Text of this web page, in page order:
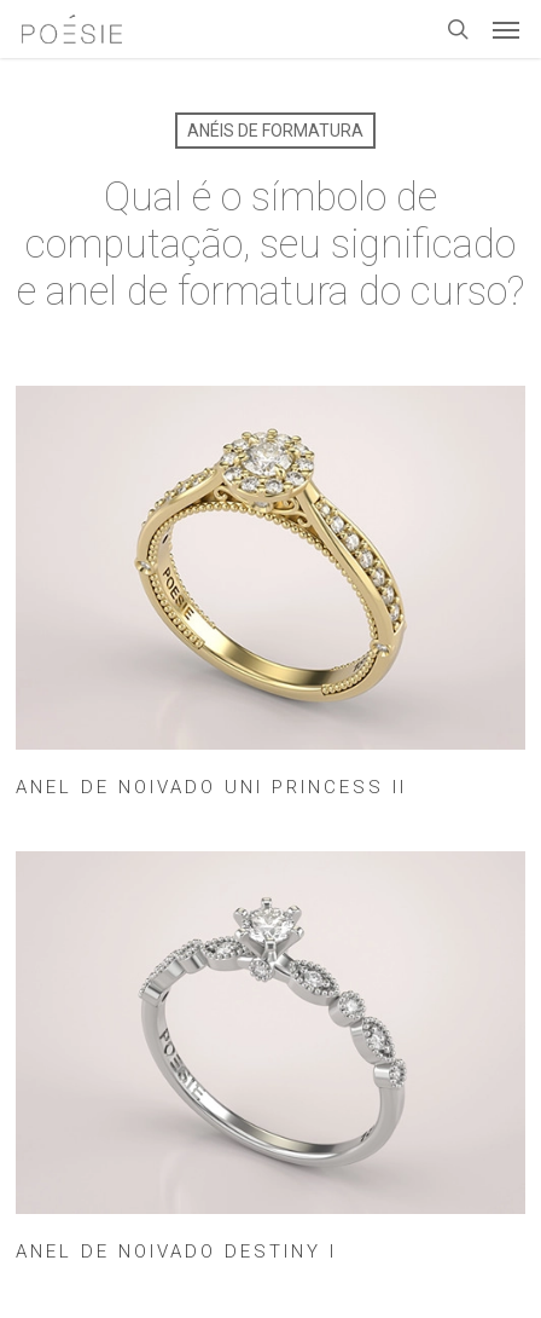
ANÉIS DE FORMATURA
Qual é o símbolo de
computação, seu significado
e anel de formatura do curso?
ANEL DE NOIVADO UNI PRINCESS II
ANEL DE NOIVADO DESTINY I